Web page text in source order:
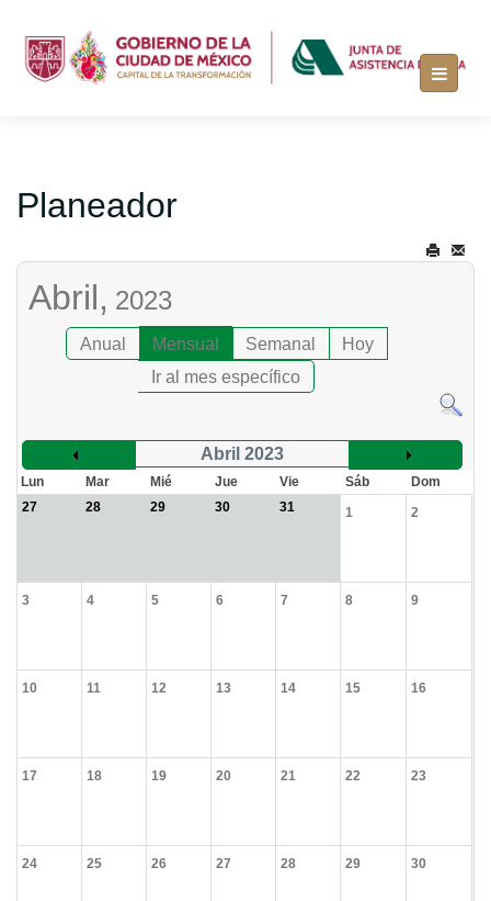
Planeador
Abril, 2023
Anual Mensual Semanal
Hoy
Ir al mes específico
Abril 2023
Lun Mar Mié Jue Vie Sáb
Dom
27
28 29 30 31 1 2
3 4 5 6 7 8 9
10 11 12 13 14 15 16
17 18 19 20 21 22 23
24 25 26 27 28 29 30